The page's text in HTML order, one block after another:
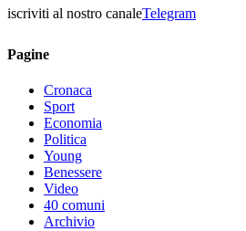
iscriviti al nostro canaleTelegram
Pagine
Cronaca
Sport
Economia
Politica
Young
Benessere
Video
40 comuni
Archivio